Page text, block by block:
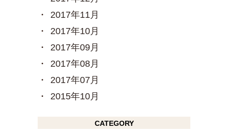
2017年11月
2017年10月
2017年09月
2017年08月
2017年07月
2015年10月
CATEGORY